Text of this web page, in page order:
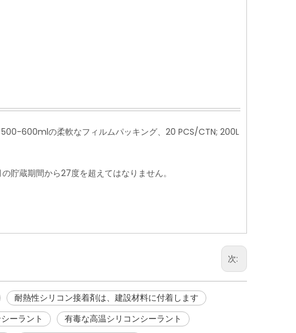
600mlの柔軟なフィルムパッキング、20 PCS/CTN; 200L
貯蔵期間から27度を超えてはなりません。
次:
耐熱性シリコン接着剤は、建設材料に付着します
ーラント
有毒な高温シリコンシーラント